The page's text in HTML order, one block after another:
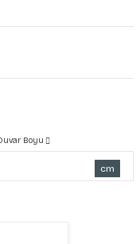
Boyu
cm